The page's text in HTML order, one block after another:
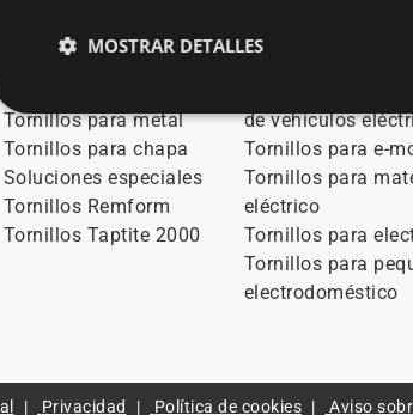
Buscador de tornillos
Tornillos técnicos en stock
Tornillos para metal
Tornillos para chapa
Soluciones especiales
Tornillos Remform
Tornillos Taptite 2000
Sectores
de vehículos
Tornillos para e-
Tornillos para
eléctrico
Tornillos para
Tornillos para
electrodoméstico
Privacidad Política de cookies Aviso
MOSTRAR DETALLES